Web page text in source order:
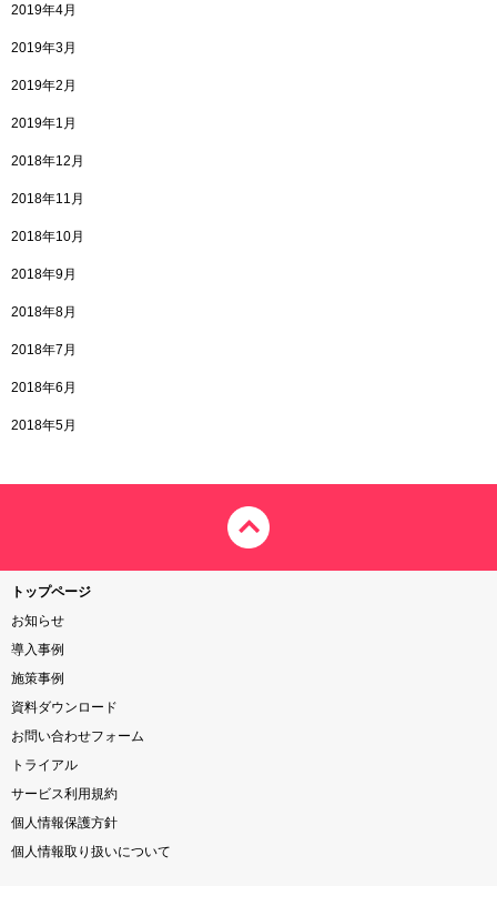
2019年4月
2019年3月
2019年2月
2019年1月
2018年12月
2018年11月
2018年10月
2018年9月
2018年8月
2018年7月
2018年6月
2018年5月
トップページ
お知らせ
導入事例
施策事例
資料ダウンロード
お問い合わせフォーム
トライアル
サービス利用規約
個人情報保護方針
個人情報取り扱いについて